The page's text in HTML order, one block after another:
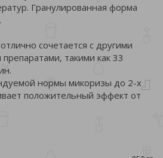
Гранулированная форма
сочетается с другими
такими как 33
нормы микоризы до 2-х
положительный эффект от